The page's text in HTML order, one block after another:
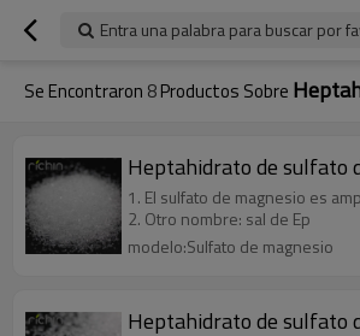
Entra una palabra para buscar por
Se Encontraron 8Productos Sobre
Heptahidrato de sulfato
1. El sulfato de magnesio es
2. Otro nombre: sal de Ep
modelo:Sulfato de magnesio
Heptahidrato de sulfato